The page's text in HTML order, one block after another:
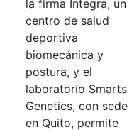
la firma Íntegra, un
centro de salud
deportiva
biomecánica y
postura, y el
laboratorio Smarts
Genetics, con sede
en Quito, permite